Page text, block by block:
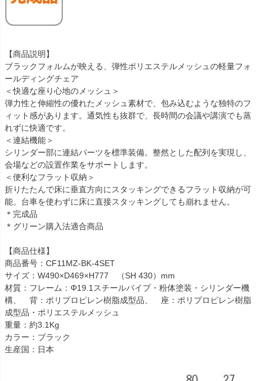
【商品説明】
ブラックフォルムが映える、弾性ポリエステルメッシュの軽量フォ
ールディングチェア
＜快適な座り心地のメッシュ＞
弾力性と伸縮性の優れたメッシュ素材で、包み込むような独特のフ
ィット感があります。通気性も抜群で、長時間の会議や講演でも蒸
れずに快適です。
＜連結機能＞
シリンダー部に連結パーツを標準装備。整然とした配列を実現し、
会場などの設置作業をサポートします。
＜便利なフラット収納＞
折りたたんで床に垂直方向にスタッキングできるフラット収納が可
能。台車を使わずに床に直接スタッキングしても崩れません。
＊完成品
＊グリーン購入法適合商品
【商品仕様】
商品番号：CF11MZ-BK-4SET
サイズ：W490×D469×H777 （SH 430）mm
材質：フレーム：Φ19.1スチールパイプ・粉体塗装・シリンダー機
構、 背：ポリプロピレン樹脂成型品、 座：ポリプロピレン樹脂
成型品・ポリエステルメッシュ
重量：約3.1Kg
カラー：ブラック
生産国：日本